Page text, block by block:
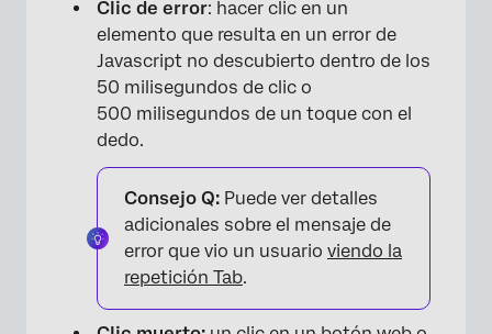
Clic de error: hacer clic en un
elemento que resulta en un error de
Javascript no descubierto dentro de los
50 milisegundos de clic o
500 milisegundos de un toque con el
dedo.
Consejo Q: Puede ver detalles
adicionales sobre el mensaje de
error que vio un usuario viendo la
repetición Tab.